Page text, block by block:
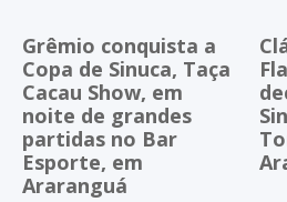
Grêmio conquista a
Copa de Sinuca, Taça
Cacau Show, em
noite de grandes
partidas no Bar
Esporte, em
Araranguá